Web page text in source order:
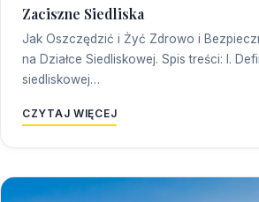
Zaciszne Siedliska
Jak Oszczędzić i Żyć Zdrowo i
na Działce Siedliskowej. Spis treści: I.
siedliskowej…
CZYTAJ WIĘCEJ